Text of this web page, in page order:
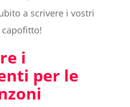
a scrivere i vostri
i
per le